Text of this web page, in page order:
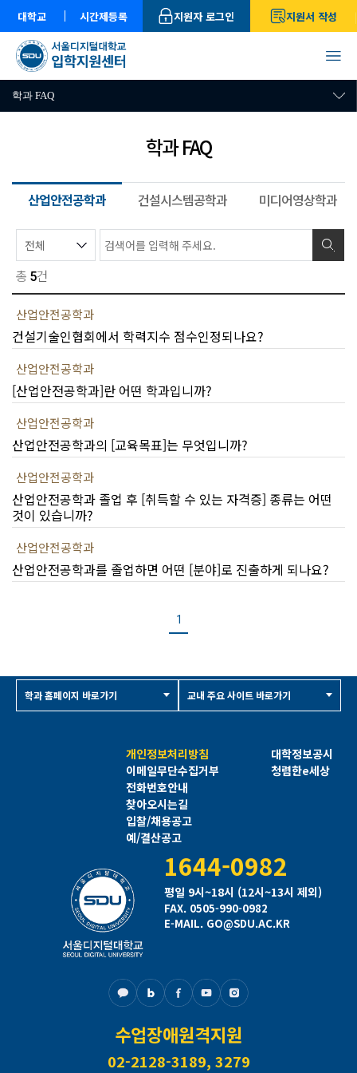
대학교 시간제등록 지원자 로그인 지원서 작성
학과 FAQ
학과 FAQ
산업안전공학과 건설시스템공학과 미디어영상학과
총 5건
산업안전공학과
건설기술인협회에서 학력지수 점수인정되나요?
산업안전공학과
[산업안전공학과]란 어떤 학과입니까?
산업안전공학과
산업안전공학과의 [교육목표]는 무엇입니까?
산업안전공학과
산업안전공학과 졸업 후 [취득할 수 있는 자격증] 종류는 어떤
것이 있습니까?
산업안전공학과
산업안전공학과를 졸업하면 어떤 [분야]로 진출하게 되나요?
1
개인정보처리방침
이메일무단수집거부
전화번호안내
찾아오시는길
입찰/채용공고
예/결산공고
대학정보공시
청렴한e세상
1644-0982
평일 9시~18시 (12시~13시 제외)
FAX. 0505-990-0982
E-MAIL. GO@SDU.AC.KR
수업장애원격지원
02-2128-3189, 3279
학과 홈페이지 바로가기 교내 주요 사이트 바로가기